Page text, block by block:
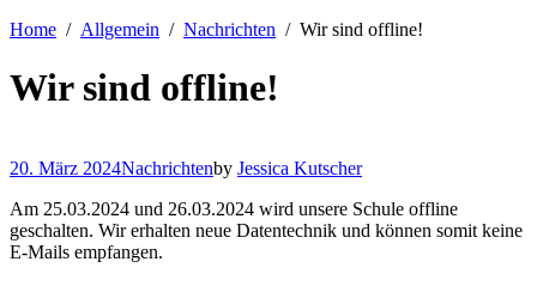
Home
Allgemein Nachrichten Wir sind offline!
Wir sind offline!
20. März 2024Nachrichtenby Jessica Kutscher
Am 25.03.2024 und 26.03.2024 wird unsere Schule offline
geschalten. Wir erhalten neue Datentechnik und können somit keine
E-Mails empfangen.